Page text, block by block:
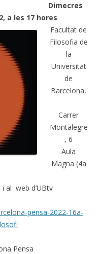
a les 17 hores
Facultat de
Filosofia de
la
Universitat
de
Barcelona,
Carrer
Montalegre
, 6
Aula
Magna (4a
i al web d’UBtv
pensa-2022-16a-
Pensa